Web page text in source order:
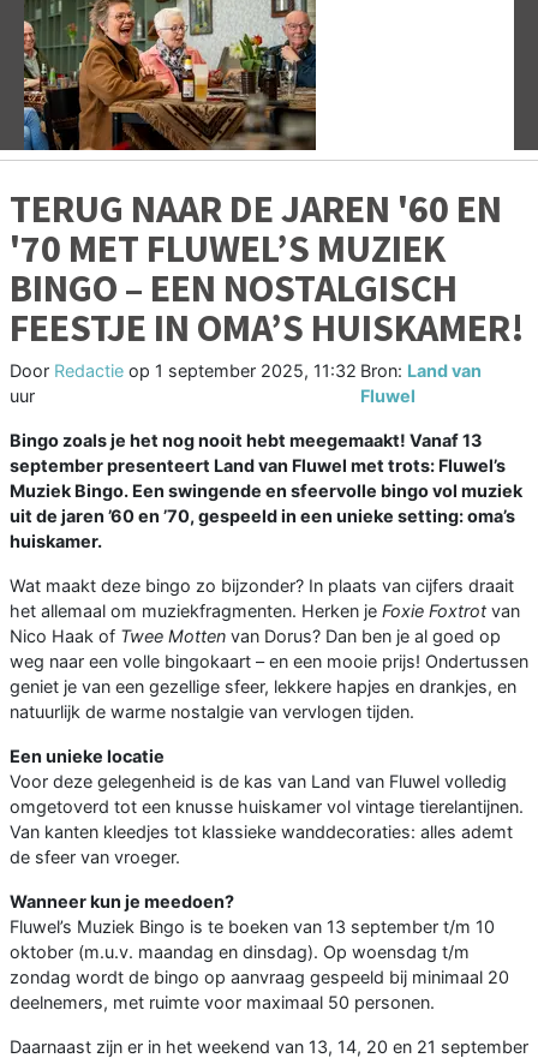
Vorige
TERUG NAAR DE JAREN '60 EN
'70 MET FLUWEL’S MUZIEK
BINGO – EEN NOSTALGISCH
FEESTJE IN OMA’S HUISKAMER!
Door Redactie op 1 september 2025, 11:32
uur
Bron: Land van
Fluwel
Bingo zoals je het nog nooit hebt meegemaakt! Vanaf 13
september presenteert Land van Fluwel met trots: Fluwel’s
Muziek Bingo. Een swingende en sfeervolle bingo vol muziek
uit de jaren ’60 en ’70, gespeeld in een unieke setting: oma’s
huiskamer.
Wat maakt deze bingo zo bijzonder? In plaats van cijfers draait
het allemaal om muziekfragmenten. Herken je Foxie Foxtrot van
Nico Haak of Twee Motten van Dorus? Dan ben je al goed op
weg naar een volle bingokaart – en een mooie prijs! Ondertussen
geniet je van een gezellige sfeer, lekkere hapjes en drankjes, en
natuurlijk de warme nostalgie van vervlogen tijden.
Een unieke locatie
Voor deze gelegenheid is de kas van Land van Fluwel volledig
omgetoverd tot een knusse huiskamer vol vintage tierelantijnen.
Van kanten kleedjes tot klassieke wanddecoraties: alles ademt
de sfeer van vroeger.
Wanneer kun je meedoen?
Fluwel’s Muziek Bingo is te boeken van 13 september t/m 10
oktober (m.u.v. maandag en dinsdag). Op woensdag t/m
zondag wordt de bingo op aanvraag gespeeld bij minimaal 20
deelnemers, met ruimte voor maximaal 50 personen.
Daarnaast zijn er in het weekend van 13, 14, 20 en 21 september